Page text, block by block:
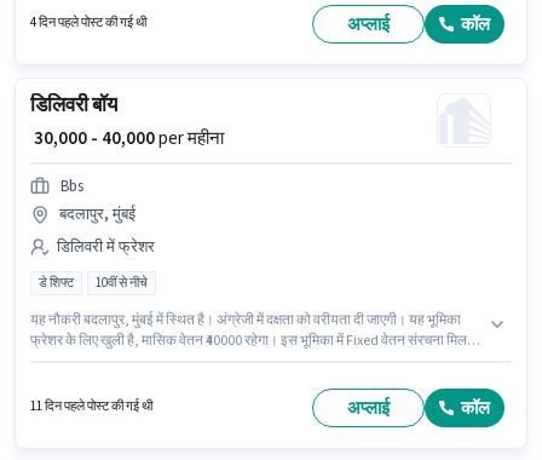
4 दिन पहले पोस्ट की गई थी अप्लाई कॉल
डिलिवरी बॉय
₹ 30,000 - 40,000per महीना
Bbs
बदलापुर, मुंबई
डिलिवरी में फ्रेशर
डे शिफ्ट 10वीं से नीचे
यह नौकरी बदलापुर, मुंबई में स्थित है। अंग्रेजी में दक्षता को वरीयता दी जाएगी। यह भूमिका
फ्रेशर के लिए खुली है, मासिक वेतन ₹40000 रहेगा। इस भूमिका में Fixed वेतन संरचना मिलती
11 दिन पहले पोस्ट की गई थी अप्लाई कॉल